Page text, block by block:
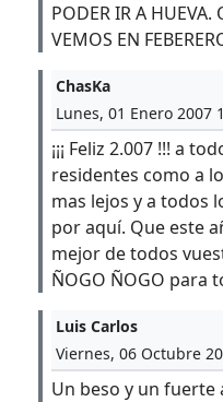
PODER IR A HUEVA.
VEMOS EN
ChasKa
Lunes, 01 Enero 2007
¡¡¡ Feliz 2.007 !!! a
residentes como a
mas lejos y a todos
por aquí. Que este
mejor de todos
ÑOGO ÑOGO para
Luis Carlos
Viernes, 06 Octubre
Un beso y un fuerte